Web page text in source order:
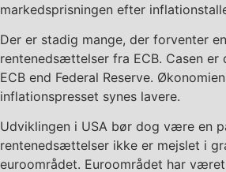
markedsprisningen efter
Der er stadig mange, der forventer
rentenedsættelser fra ECB. Casen er
ECB end Federal Reserve.
inflationspresset synes lavere.
Udviklingen i USA bør dog være en
rentenedsættelser ikke er mejslet i
euroområdet. Euroområdet har